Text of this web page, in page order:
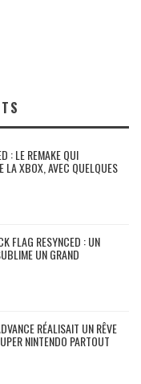
: LE REMAKE QUI
LA XBOX, AVEC QUELQUES
FLAG RESYNCED : UN
UN GRAND
RÉALISAIT UN RÊVE
NINTENDO PARTOUT